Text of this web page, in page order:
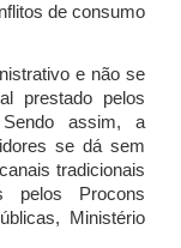
de consumo
e não se
prestado pelos
assim, a
se dá sem
tradicionais
pelos Procons
Ministério